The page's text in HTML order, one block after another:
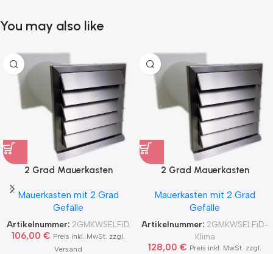
You may also like
2 Grad Mauerkasten
Kondensatablauf auch mit
Blower Door Test und
Zertifikat Ø100, 125, 150
2Grad MKWSELFiD
Mauerkasten mit 2 Grad
Gefälle
Artikelnummer: 2GMKWSELFiD
106,00 € Preis inkl. MwSt. zzgl.
Versand
2 Grad Mauerkasten
Kondensatablauf für
Klimageräte Ø150 2Grad
MKWSELFiD
Mauerkasten mit 2 Grad
Gefälle
Artikelnummer: 2GMKWSELFiD-
Klima
128,00 € Preis inkl. MwSt. zzgl.